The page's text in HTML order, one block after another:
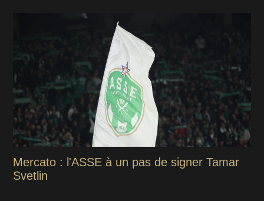
Mercato : l'ASSE à un pas de signer Tamar
Svetlin